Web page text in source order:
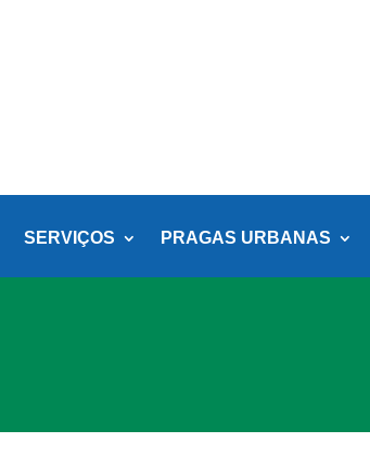
SERVIÇOS PRAGAS URBANAS